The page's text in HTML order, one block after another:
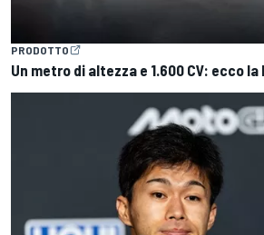
PRODOTTO
Un metro di altezza e 1.600 CV: ecco